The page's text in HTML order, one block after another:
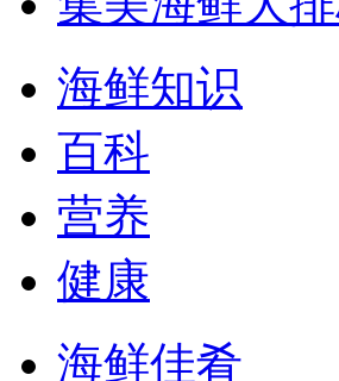
海鲜知识
百科
营养
健康
海鲜佳肴